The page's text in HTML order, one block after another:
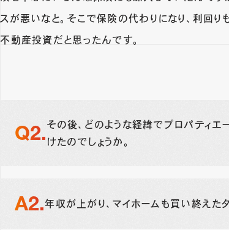
スが悪いなと。そこで保険の代わりになり、利回り
不動産投資だと思ったんです。
その後、どのような経緯でプロパティエ
けたのでしょうか。
年収が上がり、マイホームも買い終えた